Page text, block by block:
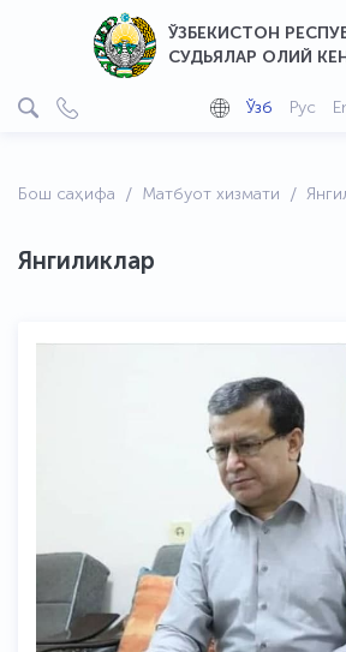
ЎЗБЕКИСТОН
СУДЬЯЛАР ОЛИЙ
Ўзб Рус
Бош саҳифа Матбуот хизмати
Янгиликлар